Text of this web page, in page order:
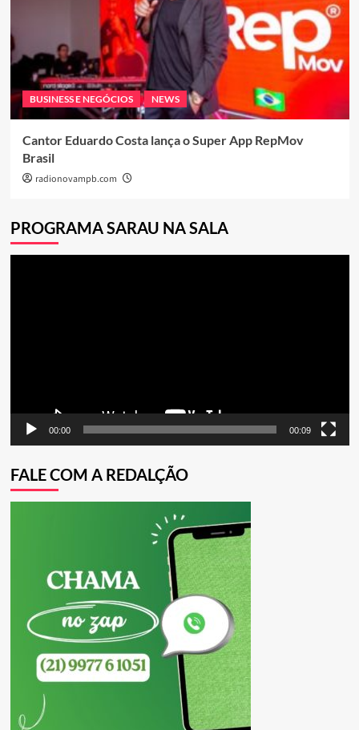
BUSINESS E NEGÓCIOS NEWS
Cantor Eduardo Costa lança o Super App RepMov
Brasil
radionovampb.com
PROGRAMA SARAU NA SALA
00:00 00:09
FALE COM A REDALÇÃO